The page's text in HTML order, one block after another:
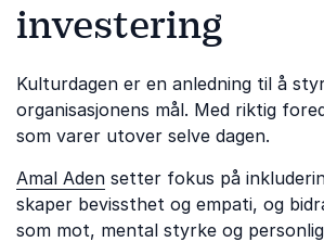
investering
Kulturdagen er en anledning til å
organisasjonens mål. Med riktig
som varer utover selve dagen.
Amal Aden setter fokus på
skaper bevissthet og empati, og
som mot, mental styrke og